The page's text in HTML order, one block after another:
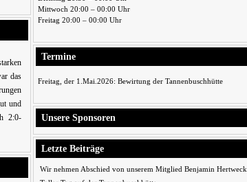
das
und
2:0-
Mittwoch 20:00 – 00:00 Uhr
Freitag 20:00 – 00:00 Uhr
Termine
Freitag, der 1.Mai.2026: Bewirtung der Tannenbuschhütte
Unsere Sponsoren
Letzte Beiträge
Wir nehmen Abschied von unserem Mitglied Benjamin Hertweck,